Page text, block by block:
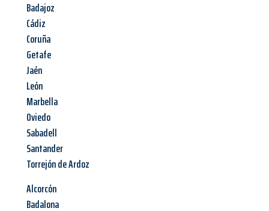
Badajoz
Cádiz
Coruña
Getafe
Jaén
León
Marbella
Oviedo
Sabadell
Santander
Torrejón de Ardoz
Alcorcón
Badalona